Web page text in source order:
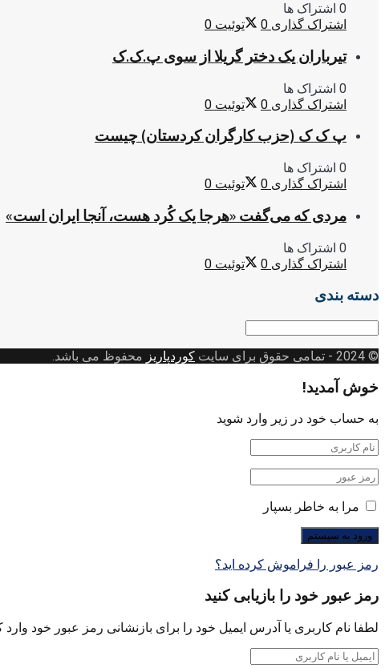
0 اشتراک ها
اشتراک گذاری 0 توئیت 0
تیرباران یک دختر گریلا از سوی پ.ک.ک
0 اشتراک ها
اشتراک گذاری 0 توئیت 0
پ ک ک (حزب کارگران کردستان) چیست
0 اشتراک ها
اشتراک گذاری 0 توئیت 0
مردی که می‌گفت «هرجا یک کُرد هست، آنجا ایران است»
0 اشتراک ها
اشتراک گذاری 0 توئیت 0
دسته بندی
دسته
© 2024
- تمامی حقوق برای سایت کوردپاریز محفوظ می باشد.
خوش آمدید!
به حساب خود در زیر وارد شوید
مرا به خاطر بسپار
رمز عبور را فراموش کرده اید؟
رمز عبور خود را بازیابی کنید
لطفا نام کاربری یا آدرس ایمیل خود را برای بازنشانی رمز عبور خود وارد